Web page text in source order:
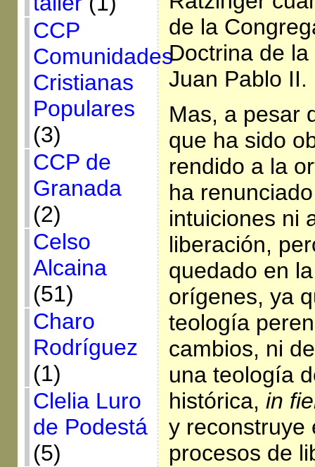
CCP
Comunidades
Cristianas
Populares
(3)
CCP de
Granada
(2)
Celso
Alcaina
(51)
Charo
Rodríguez
(1)
Clelia Luro
de Podestá
(5)
de la
Doctrina de
Juan Pablo II.
Mas, a pesar
que ha sido
rendido a la
ha
intuiciones ni
liberación,
quedado en
orígenes, ya
teología
cambios, ni
una teología
histórica, in
y reconstruye
procesos de